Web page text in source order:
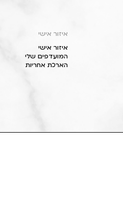
איזור אישי
איזור אישי
המועדפים שלי
הארכת אחריות